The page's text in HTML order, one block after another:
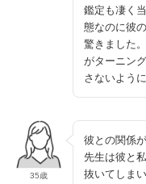
鑑定も凄く
態なのに彼
驚きました
がターニン
さないよう
35歳
彼との関係
先生は彼と
抜いてしま